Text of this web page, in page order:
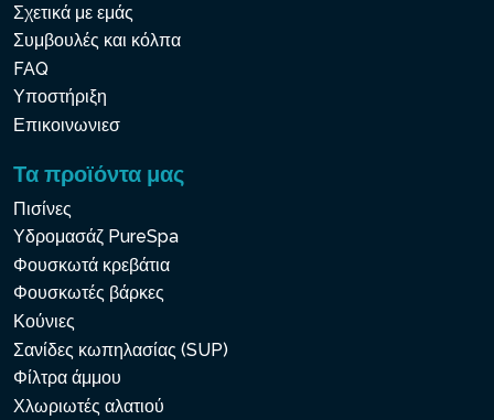
Σχετικά με εμάς
Συμβουλές και κόλπα
FAQ
Υποστήριξη
Επικοινωνιεσ
Τα προϊόντα μας
Πισίνες
Υδρομασάζ PureSpa
Φουσκωτά κρεβάτια
Φουσκωτές βάρκες
Κούνιες
Σανίδες κωπηλασίας (SUP)
Φίλτρα άμμου
Χλωριωτές αλατιού